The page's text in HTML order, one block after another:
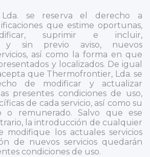
Lda. se reserva el derecho a
que estime oportunas,
suprimir e incluir,
y sin previo aviso, nuevos
así como la forma en que
y localizados. De igual
que Thermofrontier, Lda. se
de modificar y actualizar
presentes condiciones de uso,
de cada servicio, así como su
o remunerado. Salvo que ese
la introducción de cualquier
modifique los actuales servicios
de nuevos servicios quedarán
condiciones de uso.